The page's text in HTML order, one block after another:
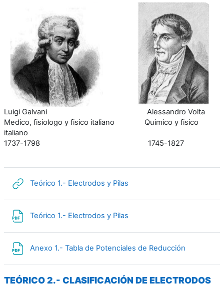
Luigi Galvani Alessandro Volta
Medico, fisiologo y fisico italiano Quimico y fisico
italiano
1737-1798 1745-1827
Teórico 1.- Electrodos y Pilas
Teórico 1.- Electrodos y Pilas
Anexo 1.- Tabla de Potenciales de Reducción
TEÓRICO 2.- CLASIFICACIÓN DE ELECTRODOS